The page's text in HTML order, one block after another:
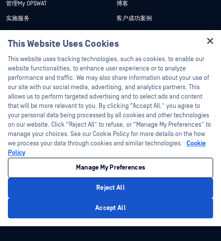
管理My OPSWAT
实施服务
技术文档
培训
漏洞计划
合作伙伴
认证
技术合作伙伴
渠道合作伙伴计划
博客
客户成功案例
新闻报道
活动
网络研讨会
产品型录
白皮书
免费工具
©2026OPSWAT . 保留所有权利。OPSWAT、MetaDefender、Metascan、
MetaAccess、OPSWAT 、"不信任文件，不信任设备"、"OPSWAT "、"保护全球关
键基础设施"、"Deep CDR™技术"、"InQuest"、"InQuest标
识"、"DFI"、"RetroHunt"、"深度文件检测"及"加入追踪"OPSWAT 的商标。第三方
管理 Cookie 偏好
This Website Uses Cookies
This website uses tracking technologies, such as cookies, to enable our
website functionalities, to enhance user experience or to analyze
performance and traffic. We may also share information about your use of
our site with our social media, advertising, and analytics partners. This
allows us to perform targeted advertising and to select ads and content
that will be more relevant to you. By clicking “Accept All,” you agree to
your personal data being processed by all cookies and other technologies
on our website. Click “Reject All” to refuse, or “Manage My Preferences” to
manage your choices. See our Cookie Policy for more details on the how
we process your data through cookies and similar technologies: Cookie
Policy
Manage My Preferences
Reject All
Accept All
Hey there!
I'm Ozzy, your OPSWAT virtual assistant.
How can I help you secure what's critical
today?